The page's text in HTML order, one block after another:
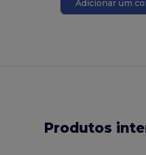
Adicionar um
Produtos